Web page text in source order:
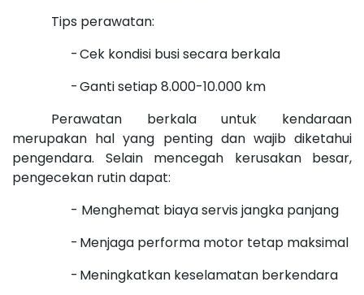
Tips perawatan:
-Cek kondisi busi secara berkala
-Ganti setiap 8.000-10.000 km
Perawatan berkala untuk kendaraan
merupakan hal yang penting dan wajib diketahui
pengendara. Selain mencegah kerusakan besar,
pengecekan rutin dapat:
- Menghemat biaya servis jangka panjang
- Menjaga performa motor tetap maksimal
- Meningkatkan keselamatan berkendara